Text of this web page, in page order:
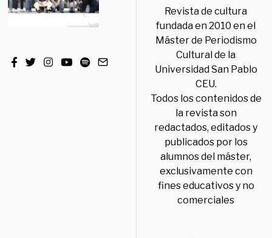
Revista de cultura
fundada en 2010 en el
Máster de Periodismo
Cultural de la
Universidad San Pablo
CEU.
Todos los contenidos de
la revista son
redactados, editados y
publicados por los
alumnos del máster,
exclusivamente con
fines educativos y no
comerciales